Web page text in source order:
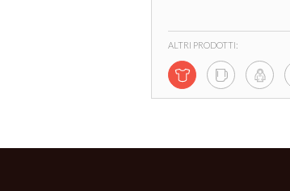
ALTRI PRODOTTI: